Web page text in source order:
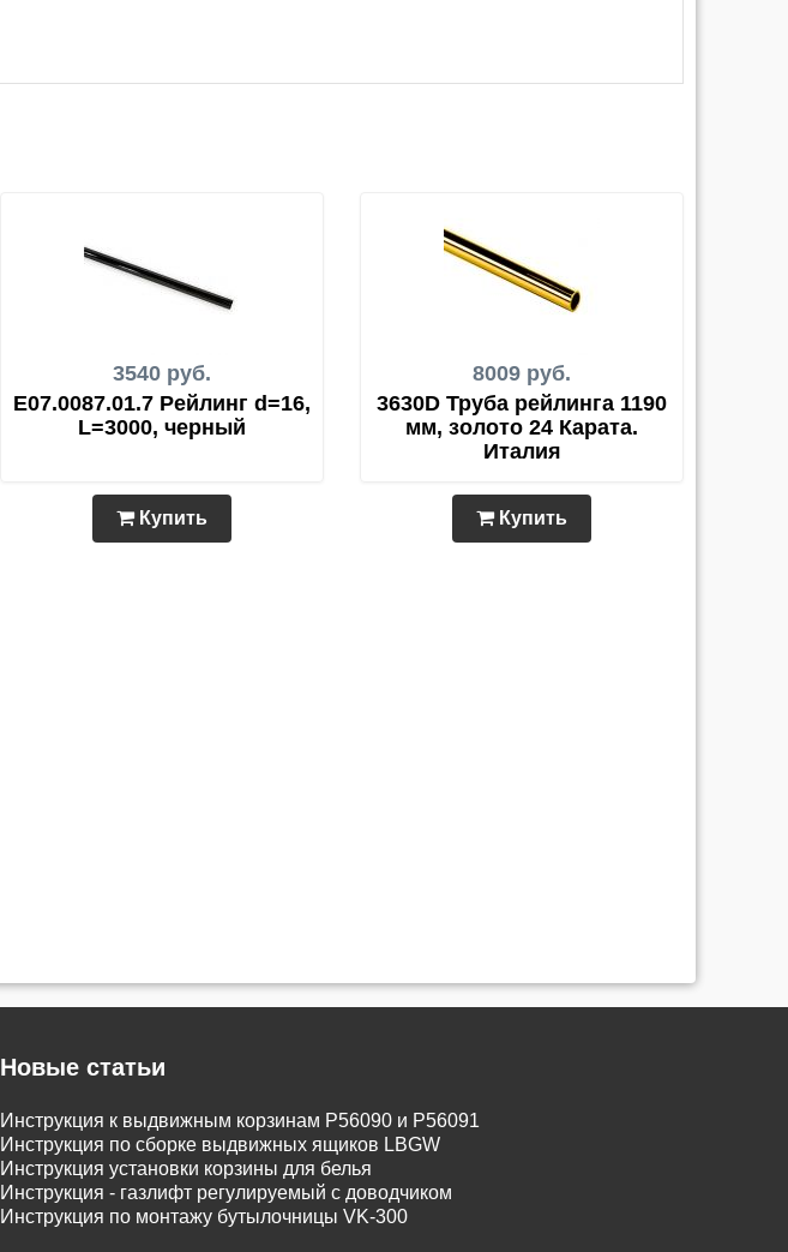
3540 руб.
E07.0087.01.7 Рейлинг d=16,
L=3000, черный
Купить
8009 руб.
3630D Труба рейлинга 1190
мм, золото 24 Карата.
Италия
Купить
Новые статьи
Инструкция к выдвижным корзинам P56090 и P56091
Инструкция по сборке выдвижных ящиков LBGW
Инструкция установки корзины для белья
Инструкция - газлифт регулируемый с доводчиком
Инструкция по монтажу бутылочницы VK-300